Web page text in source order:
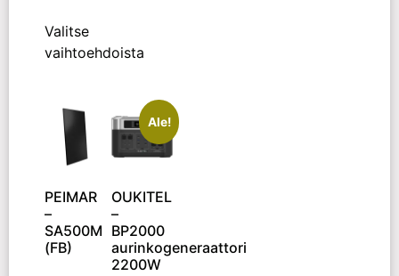
Valitse
vaihtoehdoista
PEIMAR
–
SA500M
(FB)
Ale!
OUKITEL
–
BP2000
aurinkogeneraattori
2200W